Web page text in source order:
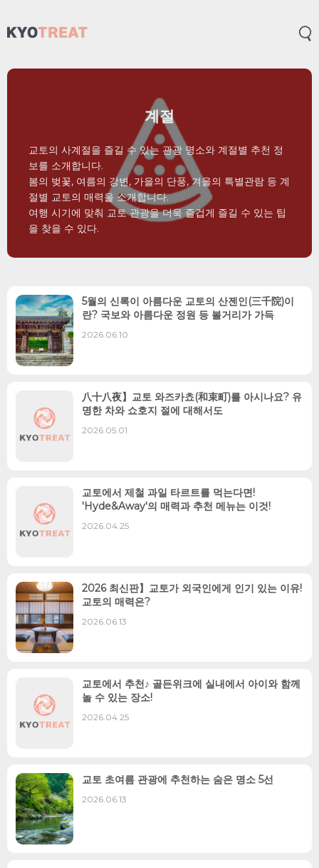
메
계절
교토의 사계절을 즐길 수 있는 관광 명소와 계절별 추천 정
보를 소개합니다.
봄의 벚꽃, 여름의 강변, 가을의 단풍, 겨울의 특별관람 등 계
절별 교토의 매력을 소개합니다.
여행 시기에 맞춰 교토 관광을 더욱 즐겁게 즐길 수 있는 팁
을 찾을 수 있다.
5월의 신록이 아름다운 교토의 산젠인(三千院)이
란? 국보와 아름다운 정원 등 볼거리가 가득
2026.06.10
八十八夜】교토 와즈카쵸(和束町)를 아시나요? 유
명한 차와 쇼호지 절에 대해서도
2026.05.01
교토에서 제철 과일 타르트를 먹는다면!
'Hyde&Away'의 매력과 추천 메뉴는 이것!
2026.04.25
2026 최신판】교토가 외국인에게 인기 있는 이유!
교토의 매력은?
2026.06.13
교토에서 추천♪ 골든위크에 실내에서 아이와 함께
놀 수 있는 장소!
2026.04.25
교토 초여름 관광에 추천하는 숨은 명소 5선
2026.06.13